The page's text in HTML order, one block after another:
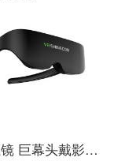
千幻魔镜 巨幕头戴影院 AIO8Pro智能电影眼镜3D